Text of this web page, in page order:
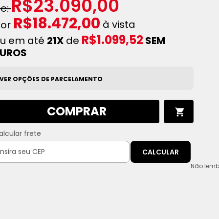
R$23.090,00
R$18.472,00 à vista
em até 21Xde R$1.099,52 SEM
OPÇÕES DE PARCELAMENTO
COMPRAR
frete
CALCULAR
Não